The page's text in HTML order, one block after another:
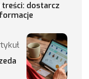
dostarcz